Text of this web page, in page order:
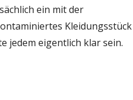
ein mit der
Kleidungsstück
jedem eigentlich klar sein.